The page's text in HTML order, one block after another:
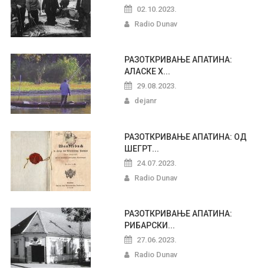
02.10.2023.
Radio Dunav
РАЗОТКРИВАЊЕ АПАТИНА:
АЛАСКЕ Х...
29.08.2023.
dejanr
РАЗОТКРИВАЊЕ АПАТИНА: ОД
ШЕГРТ...
24.07.2023.
Radio Dunav
РАЗОТКРИВАЊЕ АПАТИНА:
РИБАРСКИ...
27.06.2023.
Radio Dunav